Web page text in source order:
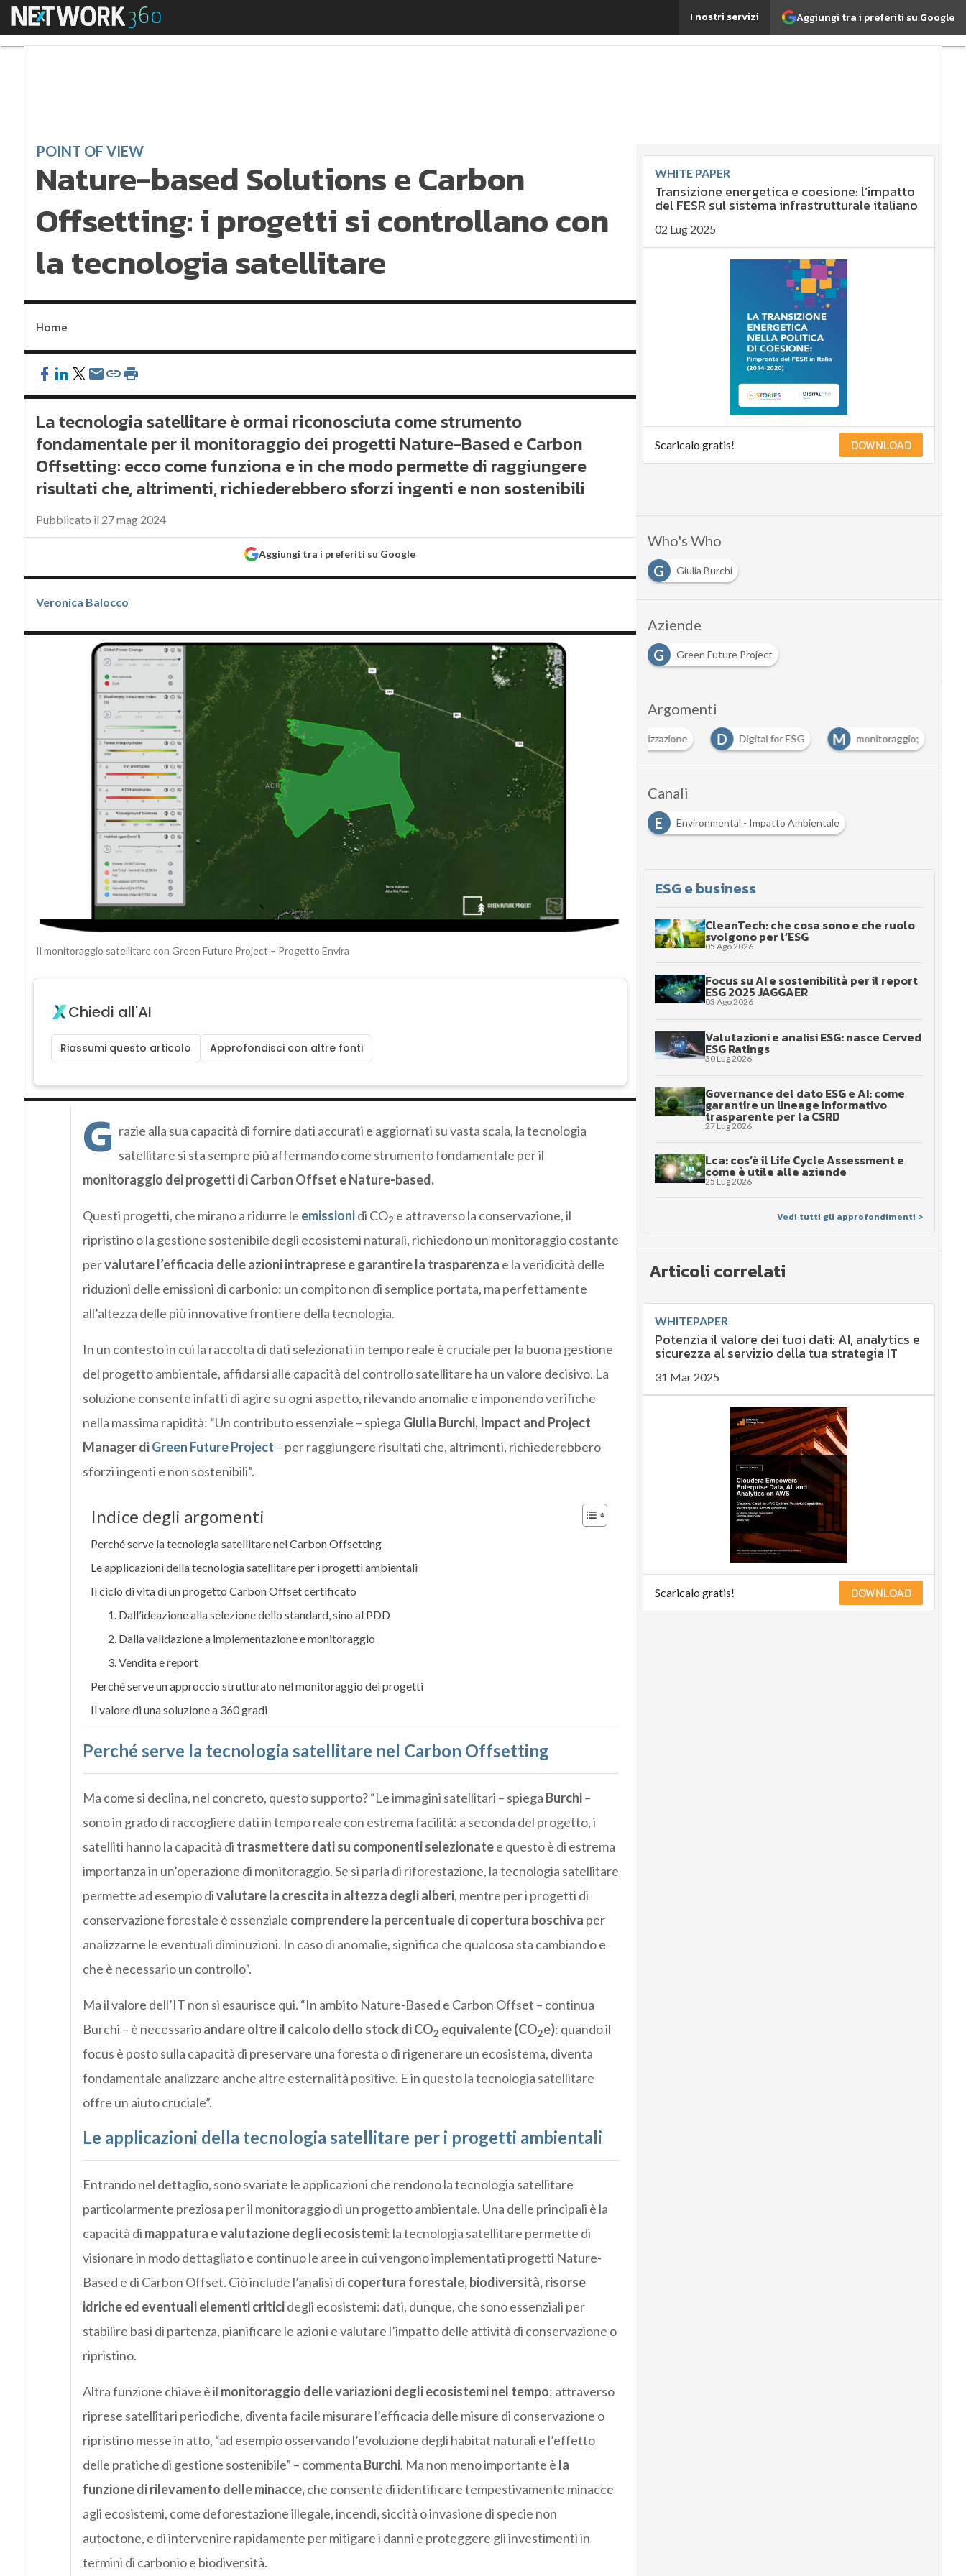
Aggiungi tra i preferiti su Google
I nostri servizi
Menu Nature-based Solutions e Carbon Offsetting: i progetti si controllano con la tecnologia satellitare
Ultimi
articoli
Management
Sostenibilità:
Ambiente
sostenibile
Economia
sostenibile
Sustainability
management
Energy
Management
Normative
POINT OF VIEW
Nature-based Solutions e Carbon
Offsetting: i progetti si controllano con
la tecnologia satellitare
Home
La tecnologia satellitare è ormai riconosciuta come strumento
fondamentale per il monitoraggio dei progetti Nature-Based e Carbon
Offsetting: ecco come funziona e in che modo permette di raggiungere
risultati che, altrimenti, richiederebbero sforzi ingenti e non sostenibili
Pubblicato il 27 mag 2024
Aggiungi tra i preferiti su Google
Veronica Balocco
Il monitoraggio satellitare con Green Future Project – Progetto Envira
Chiedi all'AI
Riassumi questo articolo Approfondisci con altre fonti
G razie alla sua capacità di fornire dati accurati e aggiornati su vasta scala, la tecnologia
satellitare si sta sempre più affermando come strumento fondamentale per il
monitoraggio dei progetti di Carbon Offset e Nature-based.
Questi progetti, che mirano a ridurre le emissionidi CO2 e attraverso la conservazione, il
ripristino o la gestione sostenibile degli ecosistemi naturali, richiedono un monitoraggio costante
pervalutare l’efficacia delle azioni intraprese e garantire la trasparenza e la veridicità delle
riduzioni delle emissioni di carbonio: un compito non di semplice portata, ma perfettamente
all’altezza delle più innovative frontiere della tecnologia.
In un contesto in cui la raccolta di dati selezionati in tempo reale è cruciale per la buona gestione
del progetto ambientale, affidarsi alle capacità del controllo satellitare ha un valore decisivo. La
soluzione consente infatti di agire su ogni aspetto, rilevando anomalie e imponendo verifiche
nella massima rapidità: “Un contributo essenziale – spiega Giulia Burchi, Impact and Project
Manager diGreen Future Project – per raggiungere risultati che, altrimenti, richiederebbero
sforzi ingenti e non sostenibili”.
Indice degli argomenti
Perché serve la tecnologia satellitare nel Carbon Offsetting
Le applicazioni della tecnologia satellitare per i progetti ambientali
Il ciclo di vita di un progetto Carbon Offset certificato
1. Dall’ideazione alla selezione dello standard, sino al PDD
2. Dalla validazione a implementazione e monitoraggio
3. Vendita e report
Perché serve un approccio strutturato nel monitoraggio dei progetti
Il valore di una soluzione a 360 gradi
Perché serve la tecnologia satellitare nel Carbon Offsetting
Ma come si declina, nel concreto, questo supporto? “Le immagini satellitari – spiega Burchi–
sono in grado di raccogliere dati in tempo reale con estrema facilità: a seconda del progetto, i
satelliti hanno la capacità di trasmettere dati su componenti selezionatee questo è di estrema
importanza in un’operazione di monitoraggio. Se si parla di riforestazione, la tecnologia satellitare
permette ad esempio divalutare la crescita in altezza degli alberi, mentre per i progetti di
conservazione forestale è essenziale comprendere la percentuale di copertura boschiva per
analizzarne le eventuali diminuzioni. In caso di anomalie, significa che qualcosa sta cambiando e
che è necessario un controllo”.
Ma il valore dell’IT non si esaurisce qui. “In ambito Nature-Based e Carbon Offset – continua
Burchi – è necessarioandare oltre il calcolo dello stock di CO2 equivalente (CO2e): quando il
focus è posto sulla capacità di preservare una foresta o di rigenerare un ecosistema, diventa
fondamentale analizzare anche altre esternalità positive. E in questo la tecnologia satellitare
offre un aiuto cruciale”.
Le applicazioni della tecnologia satellitare per i progetti ambientali
Entrando nel dettaglio, sono svariate le applicazioni che rendono la tecnologia satellitare
particolarmente preziosa per il monitoraggio di un progetto ambientale. Una delle principali è la
capacità di mappatura e valutazione degli ecosistemi: la tecnologia satellitare permette di
visionare in modo dettagliato e continuo le aree in cui vengono implementati progetti Nature-
Based e di Carbon Offset. Ciò include l’analisi di copertura forestale, biodiversità, risorse
idriche ed eventuali elementi criticidegli ecosistemi: dati, dunque, che sono essenziali per
stabilire basi di partenza, pianificare le azioni e valutare l’impatto delle attività di conservazione o
ripristino.
Altra funzione chiave è il monitoraggio delle variazioni degli ecosistemi nel tempo: attraverso
riprese satellitari periodiche, diventa facile misurare l’efficacia delle misure di conservazione o
ripristino messe in atto, “ad esempio osservando l’evoluzione degli habitat naturali e l’effetto
delle pratiche di gestione sostenibile” – commenta Burchi. Ma non meno importante è la
funzione di rilevamento delle minacce,che consente di identificare tempestivamente minacce
agli ecosistemi, come deforestazione illegale, incendi, siccità o invasione di specie non
autoctone, e di intervenire rapidamente per mitigare i danni e proteggere gli investimenti in
termini di carbonio e biodiversità.
WHITE PAPER
Transizione energetica e coesione: l’impatto
del FESR sul sistema infrastrutturale italiano
02 Lug 2025
Scaricalo gratis! DOWNLOAD
Who's Who
G
Giulia Burchi
Aziende
G
Green Future Project
Argomenti
decarbonizzazione D Digital for ESG M monitoraggio;
Canali
E
Environmental - Impatto Ambientale
ESG e business
CleanTech: che cosa sono e che ruolo
svolgono per l’ESG
05 Ago 2026
Focus su AI e sostenibilità per il report
ESG 2025 JAGGAER
03 Ago 2026
Valutazioni e analisi ESG: nasce Cerved
ESG Ratings
30 Lug 2026
Governance del dato ESG e AI: come
garantire un lineage informativo
trasparente per la CSRD
27 Lug 2026
Lca: cos’è il Life Cycle Assessment e
come è utile alle aziende
25 Lug 2026
Vedi tutti gli approfondimenti >
Articoli correlati
WHITEPAPER
Potenzia il valore dei tuoi dati: AI, analytics e
sicurezza al servizio della tua strategia IT
31 Mar 2025
Scaricalo gratis! DOWNLOAD